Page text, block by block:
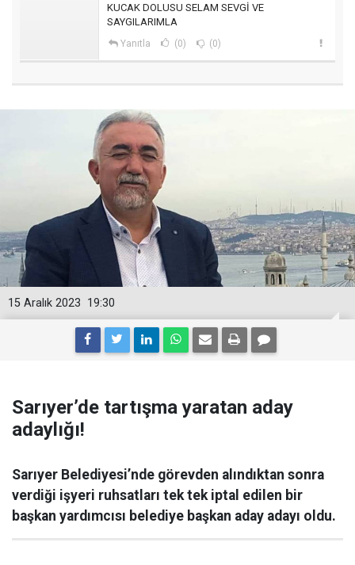
KUCAK DOLUSU SELAM SEVGİ VE
SAYGILARIMLA
Yanıtla (0) (0)
19:30
15 Aralık 2023
Sarıyer’de tartışma yaratan aday
adaylığı!
Sarıyer Belediyesi’nde görevden alındıktan sonra
verdiği işyeri ruhsatları tek tek iptal edilen bir
başkan yardımcısı belediye başkan aday adayı oldu.